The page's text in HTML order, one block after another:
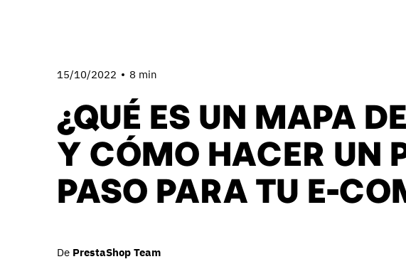
15/10/2022 8 min
¿QUÉ ES UN MAPA
Y CÓMO HACER UN
PASO PARA TU E-
De PrestaShop Team